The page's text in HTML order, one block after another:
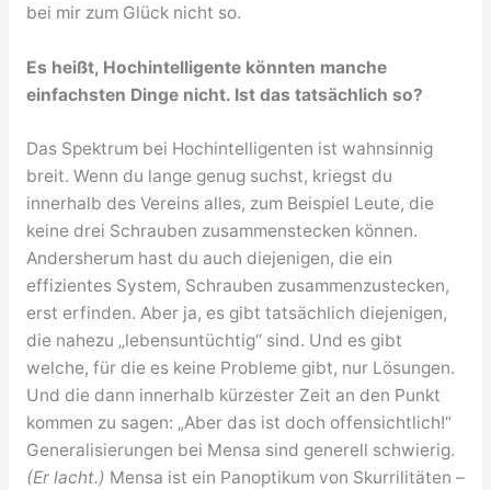
bei mir zum Glück nicht so.
Es heißt, Hochintelligente könnten manche
einfachsten Dinge nicht. Ist das tatsächlich so?
Das Spektrum bei Hochintelligenten ist wahnsinnig
breit. Wenn du lange genug suchst, kriegst du
innerhalb des Vereins alles, zum Beispiel Leute, die
keine drei Schrauben zusammenstecken können.
Andersherum hast du auch diejenigen, die ein
effizientes System, Schrauben zusammenzustecken,
erst erfinden. Aber ja, es gibt tatsächlich diejenigen,
die nahezu „lebensuntüchtig“ sind. Und es gibt
welche, für die es keine Probleme gibt, nur Lösungen.
Und die dann innerhalb kürzester Zeit an den Punkt
kommen zu sagen: „Aber das ist doch offensichtlich!“
Generalisierungen bei Mensa sind generell schwierig.
(Er lacht.) Mensa ist ein Panoptikum von Skurrilitäten –